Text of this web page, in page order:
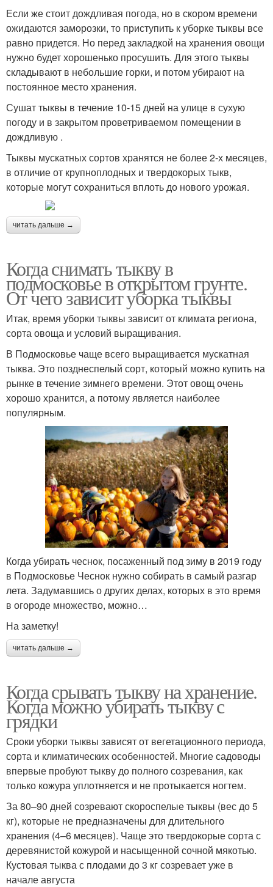
Если же стоит дождливая погода, но в скором времени
ожидаются заморозки, то приступить к уборке тыквы все
равно придется. Но перед закладкой на хранения овощи
нужно будет хорошенько просушить. Для этого тыквы
складывают в небольшие горки, и потом убирают на
постоянное место хранения.
Сушат тыквы в течение 10-15 дней на улице в сухую
погоду и в закрытом проветриваемом помещении в
дождливую .
Тыквы мускатных сортов хранятся не более 2-х месяцев,
в отличие от крупноплодных и твердокорых тыкв,
которые могут сохраниться вплоть до нового урожая.
читать дальше →
Когда снимать тыкву в
подмосковье в открытом грунте.
От чего зависит уборка тыквы
Итак, время уборки тыквы зависит от климата региона,
сорта овоща и условий выращивания.
В Подмосковье чаще всего выращивается мускатная
тыква. Это позднеспелый сорт, который можно купить на
рынке в течение зимнего времени. Этот овощ очень
хорошо хранится, а потому является наиболее
популярным.
Когда убирать чеснок, посаженный под зиму в 2019 году
в Подмосковье Чеснок нужно собирать в самый разгар
лета. Задумавшись о других делах, которых в это время
в огороде множество, можно…
На заметку!
читать дальше →
Когда срывать тыкву на хранение.
Когда можно убирать тыкву с
грядки
Сроки уборки тыквы зависят от вегетационного периода,
сорта и климатических особенностей. Многие садоводы
впервые пробуют тыкву до полного созревания, как
только кожура уплотняется и не протыкается ногтем.
За 80–90 дней созревают скороспелые тыквы (вес до 5
кг), которые не предназначены для длительного
хранения (4–6 месяцев). Чаще это твердокорые сорта с
деревянистой кожурой и насыщенной сочной мякотью.
Кустовая тыква с плодами до 3 кг созревает уже в
начале августа